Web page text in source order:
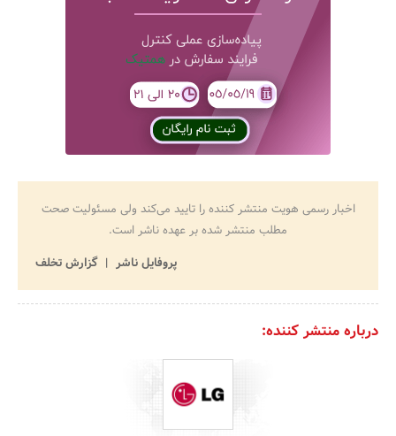
اخبار رسمی هویت منتشر کننده را تایید می‌کند ولی مسئولیت صحت
مطلب منتشر شده بر عهده ناشر است.
پروفایل ناشر
گزارش تخلف
درباره منتشر کننده: